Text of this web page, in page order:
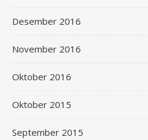
Desember 2016
November 2016
Oktober 2016
Oktober 2015
September 2015